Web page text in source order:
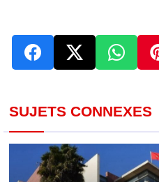
SUJETS CONNEXES